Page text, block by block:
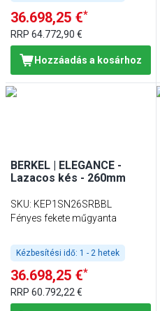
36.698,25 €*
RRP 64.772,90 €
Hozzáadás a kosárhoz
BERKEL | ELEGANCE -
Lazacos kés - 260mm
SKU: KEP1SN26SRBBL
Fényes fekete műgyanta
Kézbesítési idő: 1 - 2 hetek
36.698,25 €*
RRP 60.792,22 €